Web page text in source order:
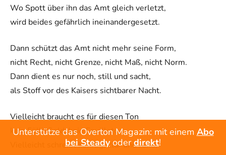
Wo Spott über ihn das Amt gleich verletzt,
wird beides gefährlich ineinandergesetzt.
Dann schützt das Amt nicht mehr seine Form,
nicht Recht, nicht Grenze, nicht Maß, nicht Norm.
Dann dient es nur noch, still und sacht,
als Stoff vor des Kaisers sichtbarer Nacht.
Vielleicht braucht es für diesen Ton
kein Fülli-Gold, kein Feuilleton.
Vielleicht schreibt künftig, klar und rund,
Unterstütze das Overton Magazin: mit einem Abo
bei Steady oderdirekt!